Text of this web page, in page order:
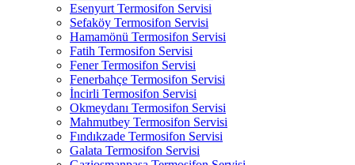
Esenyurt Termosifon Servisi
Sefaköy Termosifon Servisi
Hamamönü Termosifon Servisi
Fatih Termosifon Servisi
Fener Termosifon Servisi
Fenerbahçe Termosifon Servisi
İncirli Termosifon Servisi
Okmeydanı Termosifon Servisi
Mahmutbey Termosifon Servisi
Fındıkzade Termosifon Servisi
Galata Termosifon Servisi